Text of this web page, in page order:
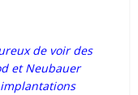
de voir des
et Neubauer
implantations